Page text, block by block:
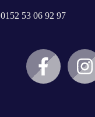
0152 53 06 92 97